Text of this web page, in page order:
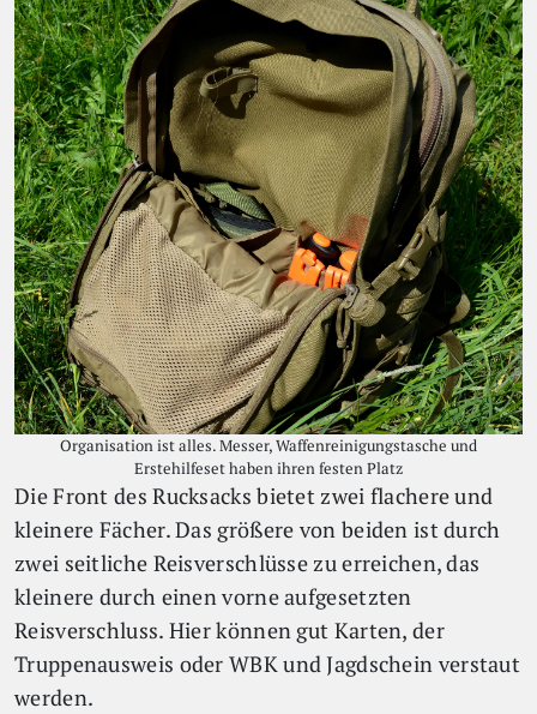
Organisation ist alles. Messer, Waffenreinigungstasche und
Erstehilfeset haben ihren festen Platz
Die Front des Rucksacks bietet zwei flachere und
kleinere Fächer. Das größere von beiden ist durch
zwei seitliche Reisverschlüsse zu erreichen, das
kleinere durch einen vorne aufgesetzten
Reisverschluss. Hier können gut Karten, der
Truppenausweis oder WBK und Jagdschein verstaut
werden.